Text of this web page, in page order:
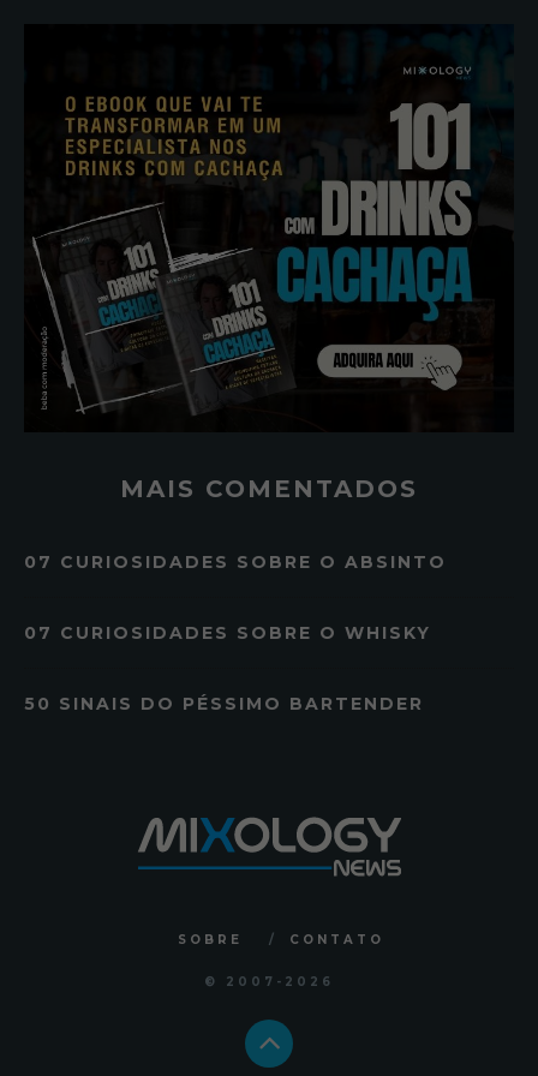
MAIS COMENTADOS
07 CURIOSIDADES SOBRE O ABSINTO
07 CURIOSIDADES SOBRE O WHISKY
50 SINAIS DO PÉSSIMO BARTENDER
SOBRE CONTATO
© 2007 -2026